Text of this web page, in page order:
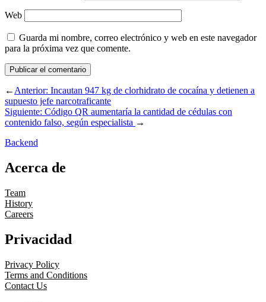
Web
Guarda mi nombre, correo electrónico y web en este navegador
para la próxima vez que comente.
←Anterior: Incautan 947 kg de clorhidrato de cocaína y detienen a
supuesto jefe narcotraficante
Siguiente: Código QR aumentaría la cantidad de cédulas con
contenido falso, según especialista →
Backend
Acerca de
Team
History
Careers
Privacidad
Privacy Policy
Terms and Conditions
Contact Us